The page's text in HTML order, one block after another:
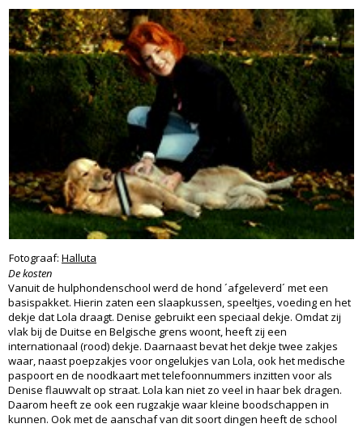
Fotograaf: Halluta
De kosten
Vanuit de hulphondenschool werd de hond ´afgeleverd´ met een
basispakket. Hierin zaten een slaapkussen, speeltjes, voeding en het
dekje dat Lola draagt. Denise gebruikt een speciaal dekje. Omdat zij
vlak bij de Duitse en Belgische grens woont, heeft zij een
internationaal (rood) dekje. Daarnaast bevat het dekje twee zakjes
waar, naast poepzakjes voor ongelukjes van Lola, ook het medische
paspoort en de noodkaart met telefoonnummers inzitten voor als
Denise flauwvalt op straat. Lola kan niet zo veel in haar bek dragen.
Daarom heeft ze ook een rugzakje waar kleine boodschappen in
kunnen. Ook met de aanschaf van dit soort dingen heeft de school